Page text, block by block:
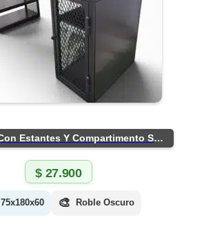
Escritorio Con Estantes Y Compartimento Seguro
$27.900
75x180x60 🎨 Roble Oscuro